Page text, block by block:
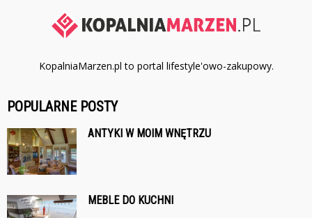
KopalniaMarzen.pl to portal lifestyle'owo-zakupowy.
POPULARNE POSTY
ANTYKI W MOIM WNĘTRZU
MEBLE DO KUCHNI